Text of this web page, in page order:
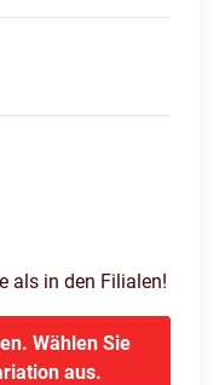
als in den Filialen!
Wählen Sie
aus.